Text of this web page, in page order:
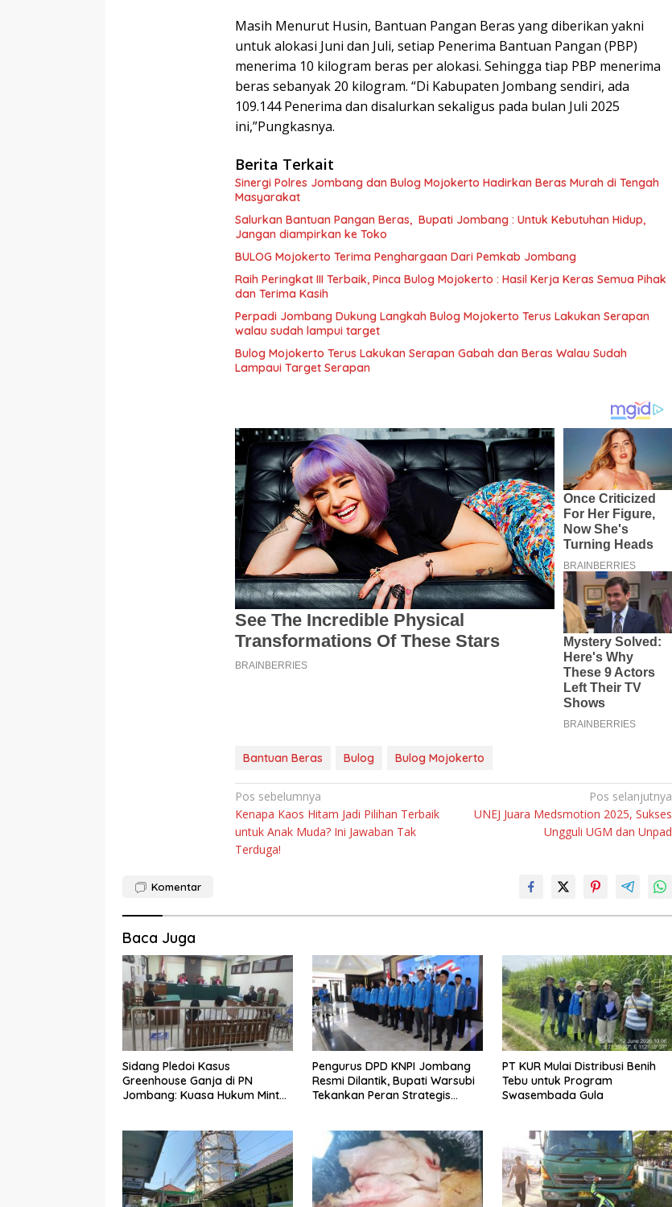
Masih Menurut Husin, Bantuan Pangan Beras yang diberikan yakni
untuk alokasi Juni dan Juli, setiap Penerima Bantuan Pangan (PBP)
menerima 10 kilogram beras per alokasi. Sehingga tiap PBP menerima
beras sebanyak 20 kilogram. “Di Kabupaten Jombang sendiri, ada
109.144 Penerima dan disalurkan sekaligus pada bulan Juli 2025
ini,”Pungkasnya.
Berita Terkait
Sinergi Polres Jombang dan Bulog Mojokerto Hadirkan Beras Murah di Tengah
Masyarakat
Salurkan Bantuan Pangan Beras, Bupati Jombang : Untuk Kebutuhan Hidup,
Jangan diampirkan ke Toko
BULOG Mojokerto Terima Penghargaan Dari Pemkab Jombang
Raih Peringkat III Terbaik, Pinca Bulog Mojokerto : Hasil Kerja Keras Semua Pihak
dan Terima Kasih
Perpadi Jombang Dukung Langkah Bulog Mojokerto Terus Lakukan Serapan
walau sudah lampui target
Bulog Mojokerto Terus Lakukan Serapan Gabah dan Beras Walau Sudah
Lampaui Target Serapan
Bantuan Beras Bulog Bulog Mojokerto
Navigasi
pos
Pos sebelumnya
Kenapa Kaos Hitam Jadi Pilihan Terbaik
untuk Anak Muda? Ini Jawaban Tak
Terduga!
Pos selanjutnya
UNEJ Juara Medsmotion 2025, Sukses
Ungguli UGM dan Unpad
Komentar
Baca Juga
Sidang Pledoi Kasus
Greenhouse Ganja di PN
Jombang: Kuasa Hukum Minta
Pengurus DPD KNPI Jombang
Resmi Dilantik, Bupati Warsubi
Tekankan Peran Strategis
PT KUR Mulai Distribusi Benih
Tebu untuk Program
Swasembada Gula